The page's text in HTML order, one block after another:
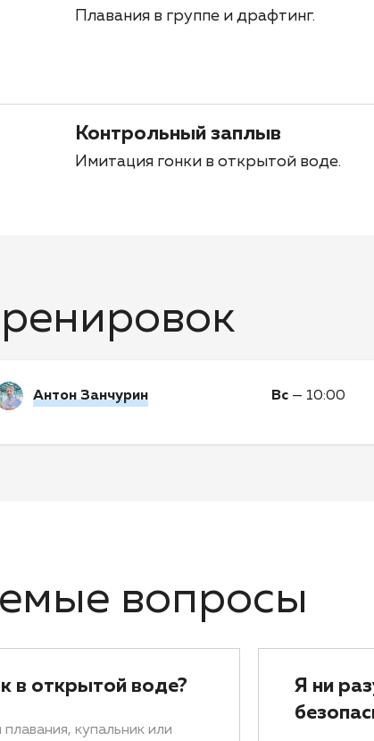
Плавания в группе и драфтинг.
Контрольный заплыв
Имитация гонки в открытой воде.
Антон Занчурин Вс— 10:00
вопросы
в открытой воде?
купальник или
Я ни